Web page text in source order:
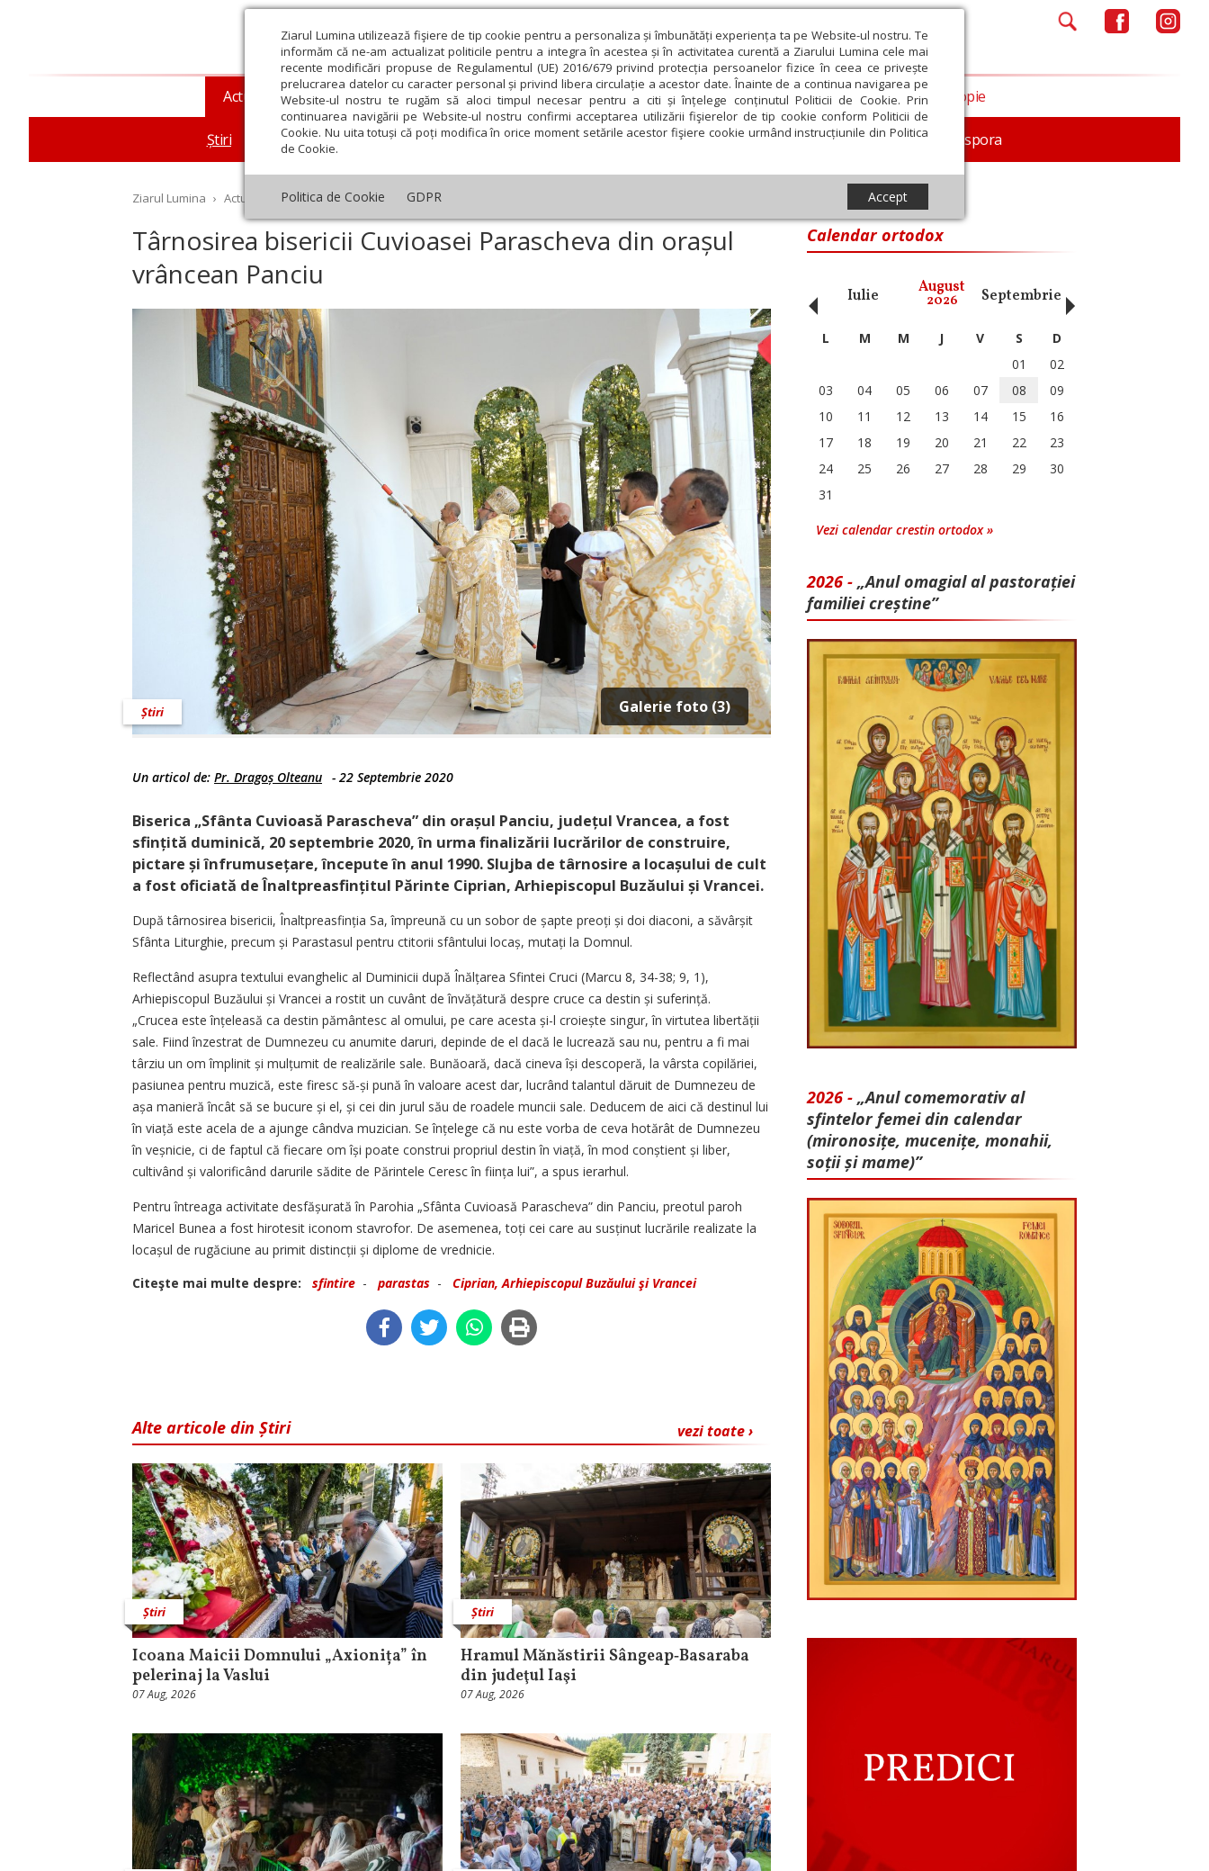
Ziarul Lumina utilizează fişiere de tip cookie pentru a personaliza și îmbunătăți experiența ta pe Website-ul nostru. Te
informăm că ne-am actualizat politicile pentru a integra în acestea și în activitatea curentă a Ziarului Lumina cele mai
recente modificări propuse de Regulamentul (UE) 2016/679 privind protecția persoanelor fizice în ceea ce privește
prelucrarea datelor cu caracter personal și privind libera circulație a acestor date. Înainte de a continua navigarea pe
Website-ul nostru te rugăm să aloci timpul necesar pentru a citi și înțelege conținutul Politicii de Cookie. Prin
continuarea navigării pe Website-ul nostru confirmi acceptarea utilizării fişierelor de tip cookie conform Politicii de
Cookie. Nu uita totuși că poți modifica în orice moment setările acestor fişiere cookie urmând instrucțiunile din Politica
de Cookie.
Politica de Cookie GDPR Accept
Actualitate religioasă
Știri Mesaje și cuvântări An omagial Comunicate de presă Documentar In memoriam Diaspora
Teologie și spiritualitate Educaţie și Cultură Societate Opinii Filantropie
Ziarul Lumina › Actualitate religioasă › Știri › Târnosirea bisericii Cuvioasei Parascheva din orașul vrâncean Panciu
Târnosirea bisericii Cuvioasei Parascheva din orașul
vrâncean Panciu
Galerie foto (3)
Știri
Un articol de: Pr. Dragoș Olteanu - 22 Septembrie 2020
Biserica „Sfânta Cuvioasă Parascheva” din orașul Panciu, județul Vrancea, a fost
sfințită duminică, 20 septembrie 2020, în urma finalizării lucrărilor de construire,
pictare și înfrumusețare, începute în anul 1990. Slujba de târnosire a locașului de cult
a fost oficiată de Înaltpreasfințitul Părinte Ciprian, Arhiepiscopul Buzăului și Vrancei.
După târnosirea bisericii, Înaltprea­sfinția Sa, împreună cu un sobor de șapte preoți și doi diaconi, a săvârșit
Sfânta Liturghie, precum și Parastasul pentru ctitorii sfântului locaș, mutați la Domnul.
Reflectând asupra textului evanghelic al Duminicii după Înălțarea Sfintei Cruci (Marcu 8, 34-38; 9, 1),
Arhiepiscopul Buzăului și Vrancei a rostit un cuvânt de învățătură despre cruce ca destin și suferință.
„Crucea este înțeleasă ca destin pământesc al omului, pe care acesta și-l croiește singur, în virtutea libertății
sale. Fiind înzestrat de Dumnezeu cu anumite daruri, depinde de el dacă le lucrează sau nu, pentru a fi mai
târziu un om împlinit și mulțumit de realizările sale. Bunăoară, dacă cineva își descoperă, la vârsta copilăriei,
pasiunea pentru muzică, este firesc să-și pună în valoare acest dar, lucrând talantul dăruit de Dumnezeu de
așa manieră încât să se bucure și el, și cei din jurul său de roadele muncii sale. Deducem de aici că destinul lui
în viață este acela de a ajunge cândva muzician. Se înțelege că nu este vorba de ceva hotărât de Dumnezeu
în veșnicie, ci de faptul că fiecare om își poate construi propriul destin în viață, în mod conștient și liber,
cultivând și valorificând darurile sădite de Părintele Ceresc în ființa lui”, a spus ierarhul.
Pentru întreaga activitate desfășurată în Parohia „Sfânta Cuvioasă Parascheva” din Panciu, preotul paroh
Maricel Bunea a fost hirotesit iconom stavrofor. De asemenea, toți cei care au susținut lucrările realizate la
locașul de rugăciune au primit distincții și diplome de vrednicie.
Citeşte mai multe despre:
sfintire - parastas - Ciprian, Arhiepiscopul Buzăului şi Vrancei
vezi toate ›
Alte articole din Știri
Știri
Icoana Maicii Domnului „Axionița” în
pelerinaj la Vaslui
07 Aug, 2026
Știri
Hramul Mănăstirii Sângeap‑Basaraba
din judeţul Iaşi
07 Aug, 2026
Calendar ortodox
Iulie August
2026 Septembrie Octombrie
‹ L M M J V S
D
01
02
03
04 05 06 07 08
09
10
11 12 13 14 15
16
17
18 19 20 21 22
23
24
25 26 27 28 29
30
31
Vezi calendar crestin ortodox »
2026 - „Anul omagial al pastorației
familiei creștine”
2026 - „Anul comemorativ al
sfintelor femei din calendar
(mironosițe, mu­cenițe, monahii,
soții și mame)”